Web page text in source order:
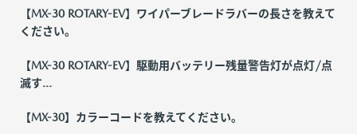
【MX-30 ROTARY-EV】ワイパーブレードラバーの長さを教えて
ください。
【MX-30 ROTARY-EV】駆動用バッテリー残量警告灯が点灯/点
滅す...
【MX-30】カラーコードを教えてください。